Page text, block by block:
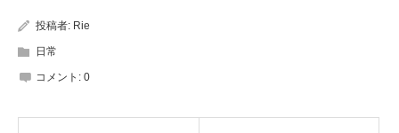
投稿者: Rie
日常
コメント: 0